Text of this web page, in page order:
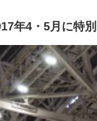
年4・5月に特